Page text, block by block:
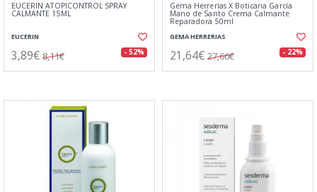
EUCERIN ATOPICONTROL SPRAY
CALMANTE 15ML
EUCERIN
3,89€ 8,11€ - 52%
Gema Herrerías X Boticaria García
Mano de Santo Crema Calmante
Reparadora 50ml
GEMA HERRERIAS
21,64€ 27,66€ - 22%